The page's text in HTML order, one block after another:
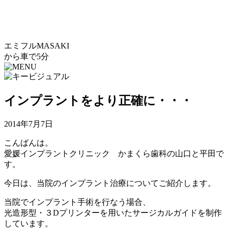
エミフルMASAKI
から車で5分
インプラントをより正確に・・・
2014年7月7日
こんばんは。
愛媛インプラントクリニック かまくら歯科の山口と平田で
す。
今日は、当院のインプラント治療についてご紹介します。
当院でインプラント手術を行なう場合、
光造形型・３Dプリンターを用いたサージカルガイドを制作
しています。